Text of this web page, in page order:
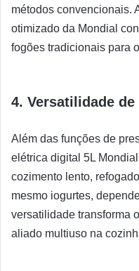
métodos convencionais.
otimizado da Mondial
fogões tradicionais para
4. Versatilidade de
Além das funções de
elétrica digital 5L
cozimento lento,
mesmo iogurtes,
versatilidade transforma
aliado multiuso na